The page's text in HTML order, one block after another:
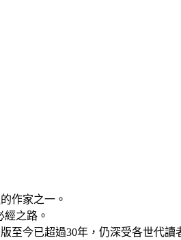
作家之一。
之路。
今已超過30年，仍深受各世代讀